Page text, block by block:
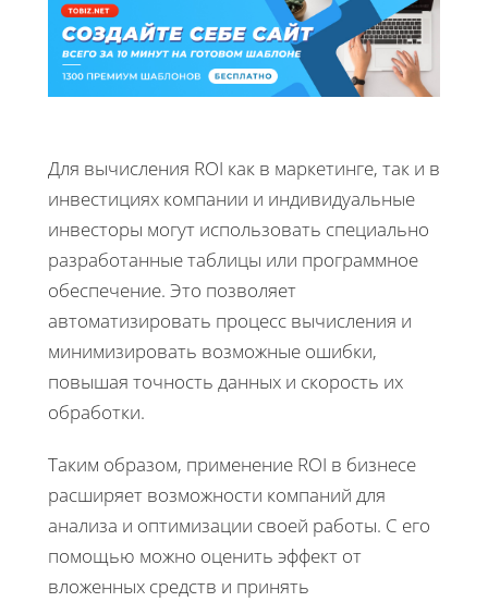
Для вычисления ROI как в маркетинге, так и в
инвестициях компании и индивидуальные
инвесторы могут использовать специально
разработанные таблицы или программное
обеспечение. Это позволяет
автоматизировать процесс вычисления и
минимизировать возможные ошибки,
повышая точность данных и скорость их
обработки.
Таким образом, применение ROI в бизнесе
расширяет возможности компаний для
анализа и оптимизации своей работы. С его
помощью можно оценить эффект от
вложенных средств и принять